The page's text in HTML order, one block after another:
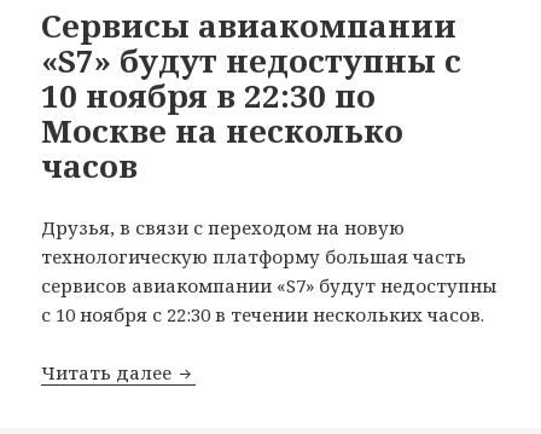
Сервисы авиакомпании
«S7» будут недоступны с
10 ноября в 22:30 по
Москве на несколько
часов
Друзья, в связи с переходом на новую
технологическую платформу большая часть
сервисов авиакомпании «S7» будут недоступны
с 10 ноября с 22:30 в течении нескольких часов.
Читать далее Сервисы авиакомпании «S7» будут